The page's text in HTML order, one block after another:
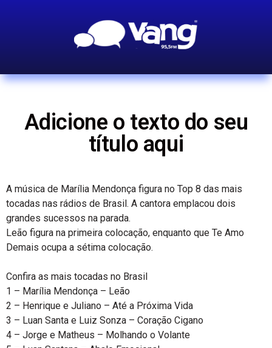
Adicione o texto do seu
título aqui
A música de Marília Mendonça figura no Top 8 das mais
tocadas nas rádios de Brasil. A cantora emplacou dois
grandes sucessos na parada.
Leão figura na primeira colocação, enquanto que Te Amo
Demais ocupa a sétima colocação.
Confira as mais tocadas no Brasil
1 – Marília Mendonça – Leão
2 – Henrique e Juliano – Até a Próxima Vida
3 – Luan Santa e Luiz Sonza – Coração Cigano
4 – Jorge e Matheus – Molhando o Volante